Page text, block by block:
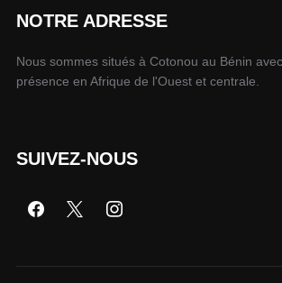
NOTRE ADRESSE
Nous sommes situés à Cotonou au Bénin
présence en Afrique de l'Ouest et centrale.
SUIVEZ-NOUS